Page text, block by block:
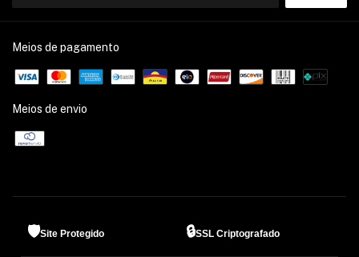
Meios de pagamento
Meios de envio
🛡️Site Protegido 🔒SSL Criptografado